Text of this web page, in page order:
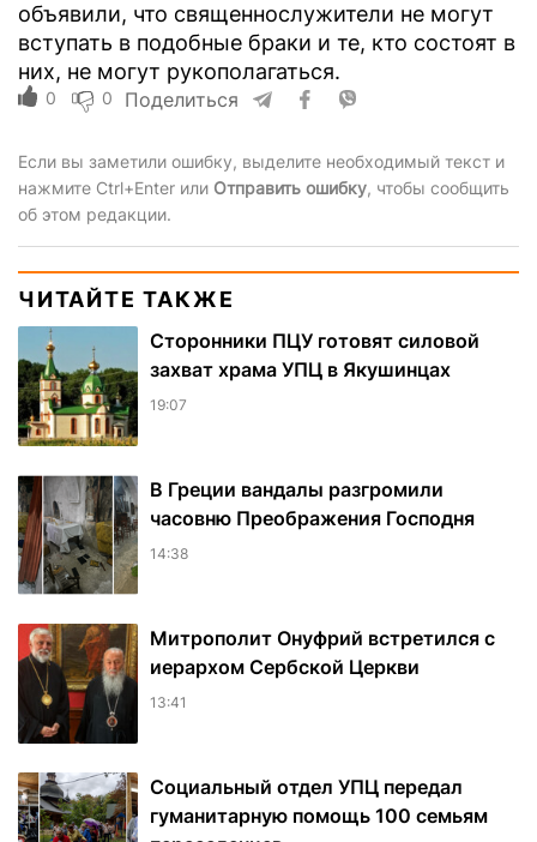
объявили, что священнослужители не могут
вступать в подобные браки и те, кто состоят в
них, не могут рукополагаться.
0 0 Поделиться
Если вы заметили ошибку, выделите необходимый текст и
нажмите Ctrl+Enter или Отправить ошибку, чтобы сообщить
об этом редакции.
ЧИТАЙТЕ ТАКЖЕ
Сторонники ПЦУ готовят силовой
захват храма УПЦ в Якушинцах
19:07
В Греции вандалы разгромили
часовню Преображения Господня
14:38
Митрополит Онуфрий встретился с
иерархом Сербской Церкви
13:41
Социальный отдел УПЦ передал
гуманитарную помощь 100 семьям